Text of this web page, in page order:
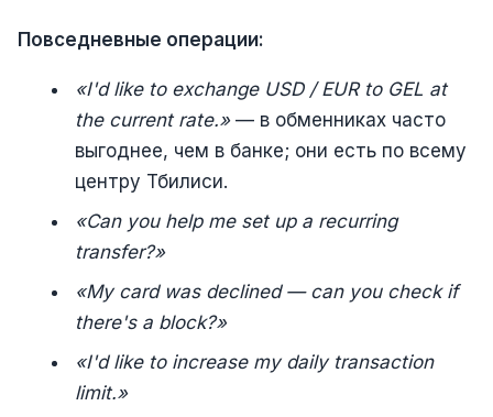
Повседневные операции:
«I'd like to exchange USD / EUR to GEL at
the current rate.»— в обменниках часто
выгоднее, чем в банке; они есть по всему
центру Тбилиси.
«Can you help me set up a recurring
transfer?»
«My card was declined — can you check if
there's a block?»
«I'd like to increase my daily transaction
limit.»